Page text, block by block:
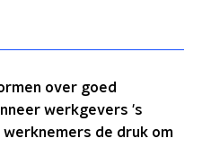
over goed
werkgevers 's
werknemers de druk om